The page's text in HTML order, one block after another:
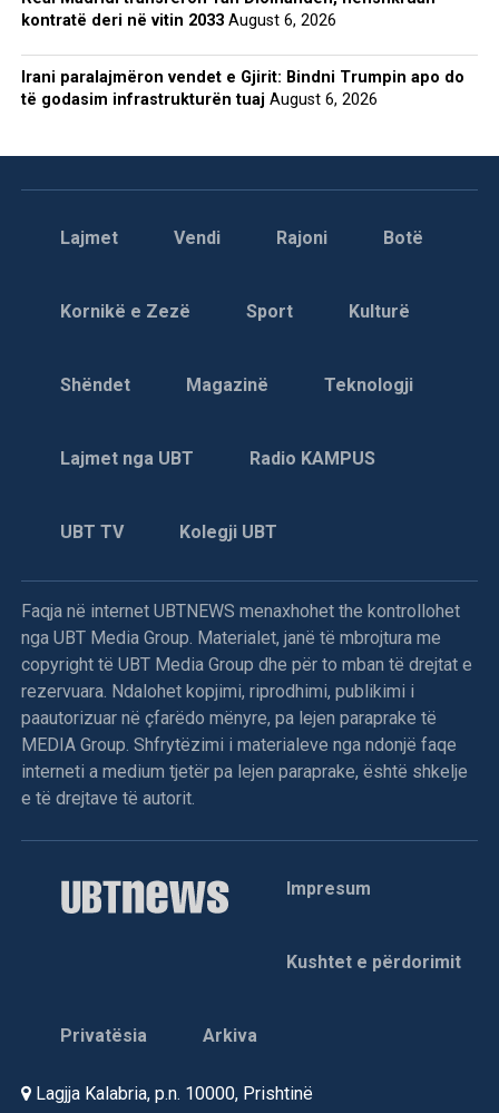
kontratë deri në vitin 2033 August 6, 2026
Irani paralajmëron vendet e Gjirit: Bindni Trumpin apo do
të godasim infrastrukturën tuaj August 6, 2026
Lajmet Vendi Rajoni Botë
Kornikë e Zezë Sport Kulturë
Shëndet Magazinë Teknologji
Lajmet nga UBT Radio KAMPUS
UBT TV Kolegji UBT
Faqja në internet UBTNEWS menaxhohet the kontrollohet
nga UBT Media Group. Materialet, janë të mbrojtura me
copyright të UBT Media Group dhe për to mban të drejtat e
rezervuara. Ndalohet kopjimi, riprodhimi, publikimi i
paautorizuar në çfarëdo mënyre, pa lejen paraprake të
MEDIA Group. Shfrytëzimi i materialeve nga ndonjë faqe
interneti a medium tjetër pa lejen paraprake, është shkelje
e të drejtave të autorit.
Impresum
Kushtet e përdorimit
Privatësia Arkiva
Lagjja Kalabria, p.n. 10000, Prishtinë